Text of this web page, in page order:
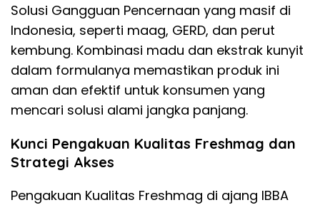
Solusi Gangguan Pencernaan yang masif di
Indonesia, seperti maag, GERD, dan perut
kembung. Kombinasi madu dan ekstrak kunyit
dalam formulanya memastikan produk ini
aman dan efektif untuk konsumen yang
mencari solusi alami jangka panjang.
​Kunci Pengakuan Kualitas Freshmag dan
Strategi Akses
​Pengakuan Kualitas Freshmag di ajang IBBA